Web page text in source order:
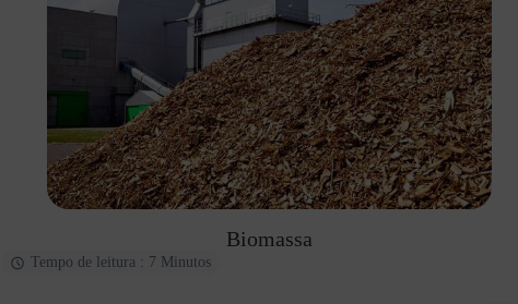
Biomassa
Tempo de leitura : 7 Minutos